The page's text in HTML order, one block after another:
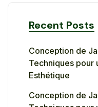
Recent Posts
Conception de
Techniques pour
Esthétique
Conception de